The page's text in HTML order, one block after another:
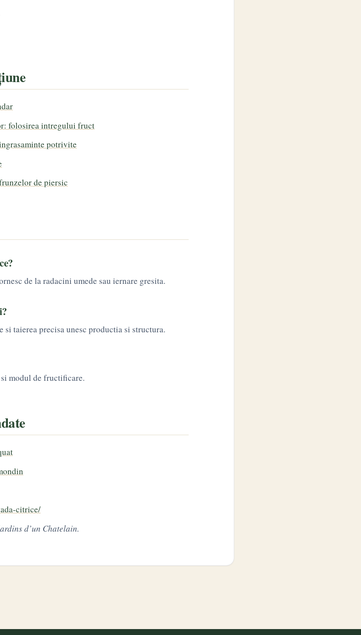
folosirea intregului fruct
potrivite
de piersic
de la radacini umede sau iernare gresita.
si taierea precisa unesc productia si structura.
modul de fructificare.
citrice/
d’un Chatelain.